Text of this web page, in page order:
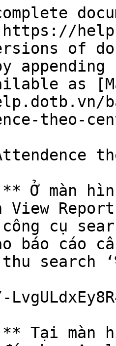
of
as
theo-
Ở màn
View
cụ
báo cáo
search
Tại màn